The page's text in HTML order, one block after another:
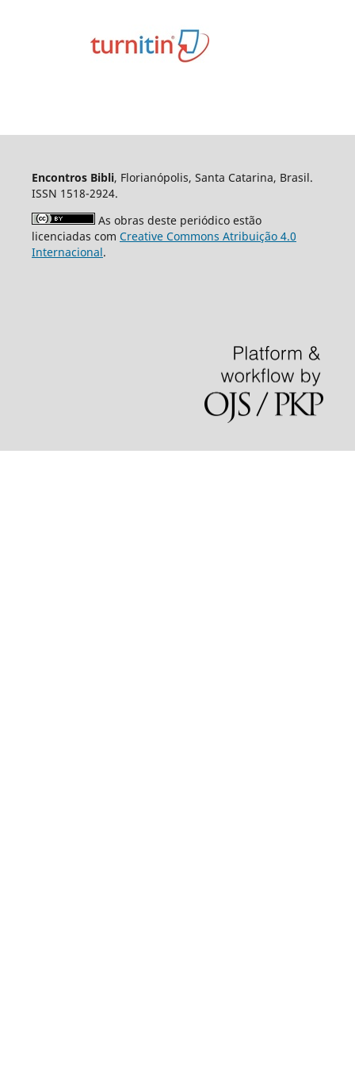
Encontros Bibli, Florianópolis, Santa Catarina, Brasil.
ISSN 1518-2924.
As obras deste periódico estão
licenciadas com Creative Commons Atribuição 4.0
Internacional.